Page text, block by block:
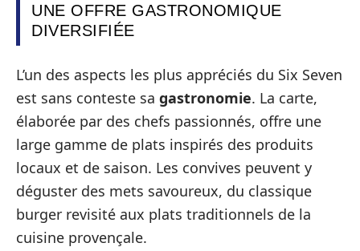
UNE OFFRE GASTRONOMIQUE
DIVERSIFIÉE
L’un des aspects les plus appréciés du Six Seven
est sans conteste sa gastronomie. La carte,
élaborée par des chefs passionnés, offre une
large gamme de plats inspirés des produits
locaux et de saison. Les convives peuvent y
déguster des mets savoureux, du classique
burger revisité aux plats traditionnels de la
cuisine provençale.